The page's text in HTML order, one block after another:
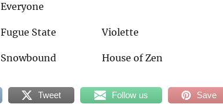
Everyone
Fugue State Violette
Snowbound House of Zen
Tweet Follow us Save